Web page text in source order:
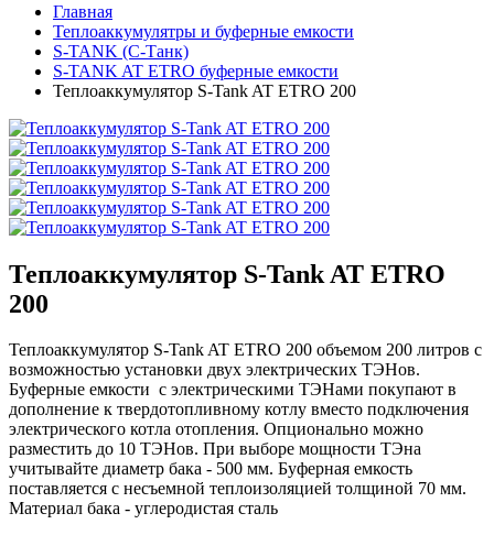
Главная
Теплоаккумулятры и буферные емкости
S-TANK (С-Танк)
S-TANK AT ETRO буферные емкости
Теплоаккумулятор S-Tank AT ETRO 200
Теплоаккумулятор S-Tank AT ETRO
200
Теплоаккумулятор S-Tank AT ETRO 200 объемом 200 литров с
возможностью установки двух электрических ТЭНов.
Буферные емкости с электрическими ТЭНами покупают в
дополнение к твердотопливному котлу вместо подключения
электрического котла отопления. Опционально можно
разместить до 10 ТЭНов. При выборе мощности ТЭна
учитывайте диаметр бака - 500 мм. Буферная емкость
поставляется с несъемной теплоизоляцией толщиной 70 мм.
Материал бака - углеродистая сталь